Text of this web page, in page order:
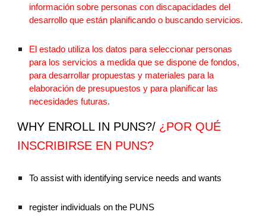
información sobre personas con discapacidades del
desarrollo que están planificando o buscando servicios.
El estado utiliza los datos para seleccionar personas
para los servicios a medida que se dispone de fondos,
para desarrollar propuestas y materiales para la
elaboración de presupuestos y para planificar las
necesidades futuras.
WHY ENROLL IN PUNS?/ ¿POR QUÉ
INSCRIBIRSE EN PUNS?
To assist with identifying service needs and wants
register individuals on the PUNS